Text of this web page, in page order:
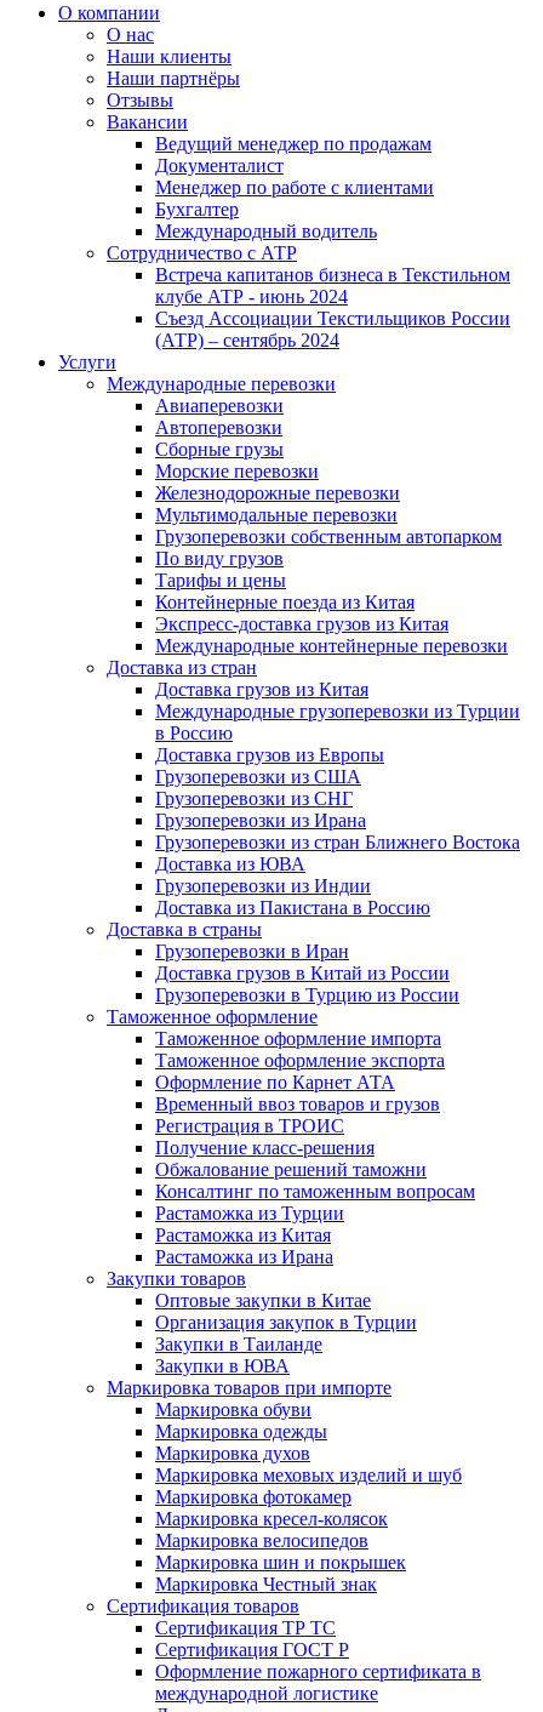
О компании
О нас
Наши клиенты
Наши партнёры
Отзывы
Вакансии
Ведущий менеджер по продажам
Документалист
Менеджер по работе с клиентами
Бухгалтер
Международный водитель
Сотрудничество с АТР
Встреча капитанов бизнеса в Текстильном
клубе АТР - июнь 2024
Съезд Ассоциации Текстильщиков России
(АТР) – сентябрь 2024
Услуги
Международные перевозки
Авиаперевозки
Автоперевозки
Сборные грузы
Морские перевозки
Железнодорожные перевозки
Мультимодальные перевозки
Грузоперевозки собственным автопарком
По виду грузов
Тарифы и цены
Контейнерные поезда из Китая
Экспресс-доставка грузов из Китая
Международные контейнерные перевозки
Доставка из стран
Доставка грузов из Китая
Международные грузоперевозки из Турции
в Россию
Доставка грузов из Европы
Грузоперевозки из США
Грузоперевозки из СНГ
Грузоперевозки из Ирана
Грузоперевозки из стран Ближнего Востока
Доставка из ЮВА
Грузоперевозки из Индии
Доставка из Пакистана в Россию
Доставка в страны
Грузоперевозки в Иран
Доставка грузов в Китай из России
Грузоперевозки в Турцию из России
Таможенное оформление
Таможенное оформление импорта
Таможенное оформление экспорта
Оформление по Карнет АТА
Временный ввоз товаров и грузов
Регистрация в ТРОИС
Получение класс-решения
Обжалование решений таможни
Консалтинг по таможенным вопросам
Растаможка из Турции
Растаможка из Китая
Растаможка из Ирана
Закупки товаров
Оптовые закупки в Китае
Организация закупок в Турции
Закупки в Таиланде
Закупки в ЮВА
Маркировка товаров при импорте
Маркировка обуви
Маркировка одежды
Маркировка духов
Маркировка меховых изделий и шуб
Маркировка фотокамер
Маркировка кресел-колясок
Маркировка велосипедов
Маркировка шин и покрышек
Маркировка Честный знак
Сертификация товаров
Сертификация ТР ТС
Сертификация ГОСТ Р
Оформление пожарного сертификата в
международной логистике